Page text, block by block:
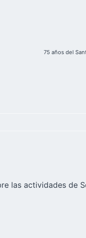
75 años del
las actividades de